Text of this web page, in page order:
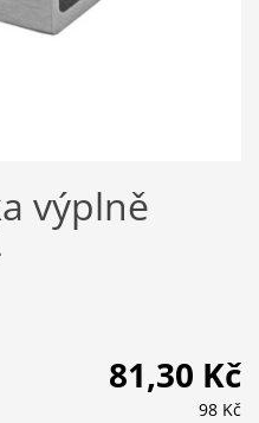
výplně
81,30 Kč
98 Kč